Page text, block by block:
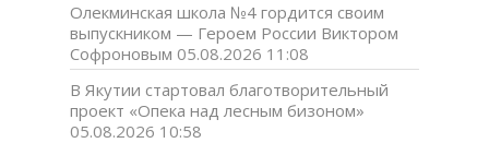
Олекминская школа №4 гордится своим
выпускником — Героем России Виктором
Софроновым 05.08.2026 11:08
В Якутии стартовал благотворительный
проект «Опека над лесным бизоном»
05.08.2026 10:58